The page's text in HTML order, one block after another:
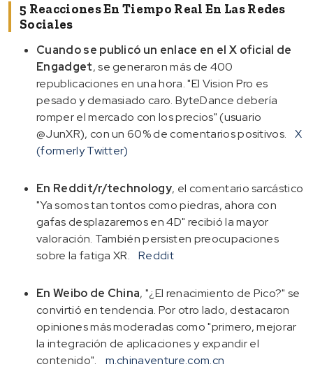
5 Reacciones En Tiempo Real En Las Redes
Sociales
Cuando se publicó un enlace en el X oficial de
Engadget, se generaron más de 400
republicaciones en una hora. "El Vision Pro es
pesado y demasiado caro. ByteDance debería
romper el mercado con los precios" (usuario
@JunXR), con un 60% de comentarios positivos.
X
(formerly Twitter)
En Reddit/r/technology, el comentario sarcástico
"Ya somos tan tontos como piedras, ahora con
gafas desplazaremos en 4D" recibió la mayor
valoración. También persisten preocupaciones
sobre la fatiga XR.
Reddit
En Weibo de China, "¿El renacimiento de Pico?" se
convirtió en tendencia. Por otro lado, destacaron
opiniones más moderadas como "primero, mejorar
la integración de aplicaciones y expandir el
contenido".
m.chinaventure.com.cn